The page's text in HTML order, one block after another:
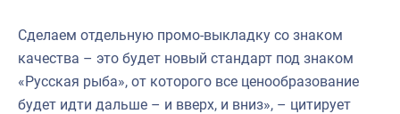
Сделаем отдельную промо-выкладку со знаком
качества – это будет новый стандарт под знаком
«Русская рыба», от которого все ценообразование
будет идти дальше – и вверх, и вниз», – цитирует